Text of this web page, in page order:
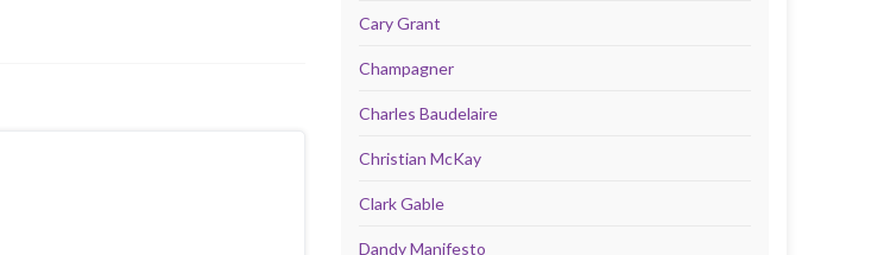
Cary Grant
Champagner
Charles Baudelaire
Christian McKay
Clark Gable
Dandy Manifesto